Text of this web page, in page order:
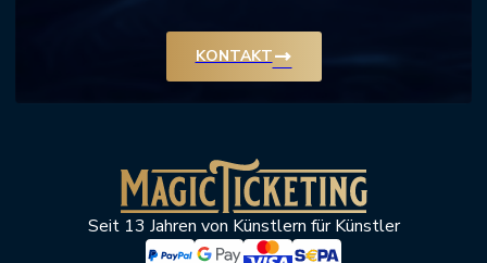
KONTAKTtrending_flat
Seit 13 Jahren von Künstlern für Künstler